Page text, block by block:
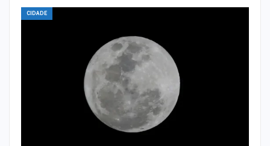
CIDADE